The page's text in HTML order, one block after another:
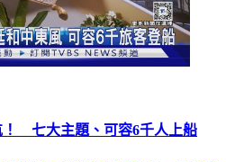
！ 七大主題、可容6千人上船